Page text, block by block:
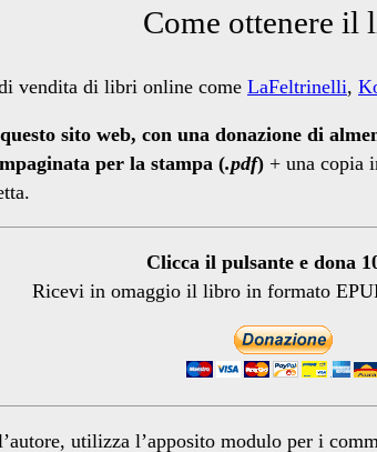
Come ottenere il
vendita di libri online come LaFeltrinelli,
sito web, con una donazione di
per la stampa (.pdf) + una copia
Clicca il pulsante e dona
Ricevi in omaggio il libro in formato
utilizza l’apposito modulo per i